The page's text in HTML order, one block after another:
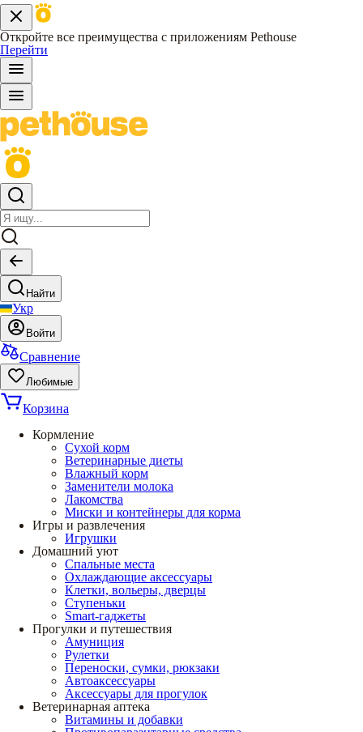
Откройте все преимущества с приложениям Pethouse
Перейти
Найти
Укр
Войти
Сравнение
Любимые
Корзина
Кормление
Сухой корм
Ветеринарные диеты
Влажный корм
Заменители молока
Лакомства
Миски и контейнеры для корма
Игры и развлечения
Игрушки
Домашний уют
Спальные места
Охлаждающие аксессуары
Клетки, вольеры, дверцы
Ступеньки
Smart-гаджеты
Прогулки и путешествия
Амуниция
Рулетки
Переноски, сумки, рюкзаки
Автоаксессуары
Аксессуары для прогулок
Ветеринарная аптека
Витамины и добавки